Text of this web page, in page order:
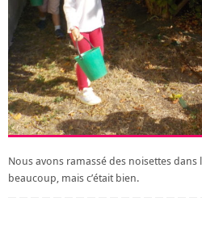
Nous avons ramassé des noisettes dans
beaucoup, mais c’était bien.